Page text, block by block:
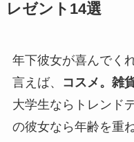
レゼント14選
年下彼女が喜んでく
言えば、
コスメ。雑
大学生ならトレンド
の彼女なら年齢を重